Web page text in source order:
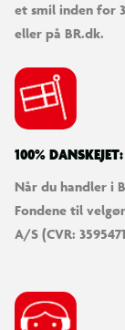
et smil inden for
eller på BR.dk.
100%
Når du handler i
Fondene til
A/S (CVR: